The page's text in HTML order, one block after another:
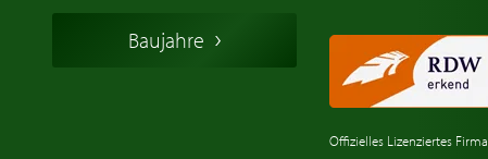
Baujahre
Offizielles Lizenziertes Firma